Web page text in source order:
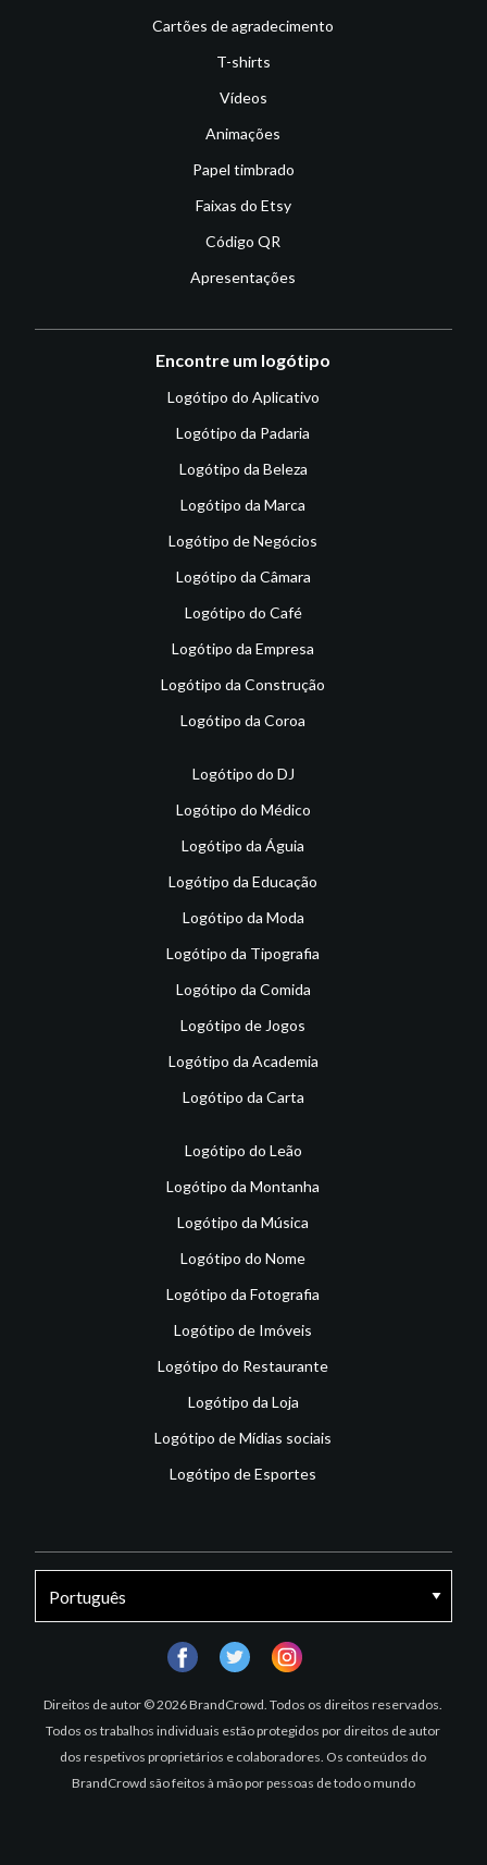
Cartões de agradecimento
T-shirts
Vídeos
Animações
Papel timbrado
Faixas do Etsy
Código QR
Apresentações
Encontre um logótipo
Logótipo do Aplicativo
Logótipo da Padaria
Logótipo da Beleza
Logótipo da Marca
Logótipo de Negócios
Logótipo da Câmara
Logótipo do Café
Logótipo da Empresa
Logótipo da Construção
Logótipo da Coroa
Logótipo do DJ
Logótipo do Médico
Logótipo da Águia
Logótipo da Educação
Logótipo da Moda
Logótipo da Tipografia
Logótipo da Comida
Logótipo de Jogos
Logótipo da Academia
Logótipo da Carta
Logótipo do Leão
Logótipo da Montanha
Logótipo da Música
Logótipo do Nome
Logótipo da Fotografia
Logótipo de Imóveis
Logótipo do Restaurante
Logótipo da Loja
Logótipo de Mídias sociais
Logótipo de Esportes
Direitos de autor © 2026 BrandCrowd. Todos os direitos reservados.
Todos os trabalhos individuais estão protegidos por direitos de autor
dos respetivos proprietários e colaboradores. Os conteúdos do
BrandCrowd são feitos à mão por pessoas de todo o mundo
facebooktwitter instagram